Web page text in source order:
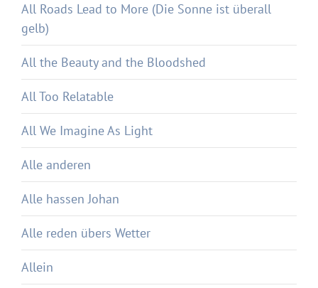
All Roads Lead to More (Die Sonne ist überall
gelb)
All the Beauty and the Bloodshed
All Too Relatable
All We Imagine As Light
Alle anderen
Alle hassen Johan
Alle reden übers Wetter
Allein